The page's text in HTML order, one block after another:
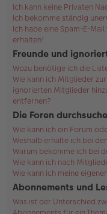
Ich kann keine Privaten
Ich bekomme ständig
Ich habe eine Spam-E-
erhalten!
Freunde und
Wozu benötige ich die
Wie kann ich Mitglieder
ignorierten Mitglieder
entfernen?
Die Foren
Wie kann ich ein Forum
Weshalb erhalte ich bei
Warum bekomme ich bei
Wie kann ich nach
Wie kann ich meine
Abonnements und
Was ist der Unterschied